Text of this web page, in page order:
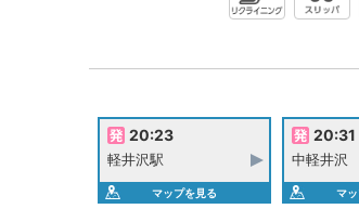
20:23
軽井沢駅
マップを見る
20:31
中軽井沢
マ